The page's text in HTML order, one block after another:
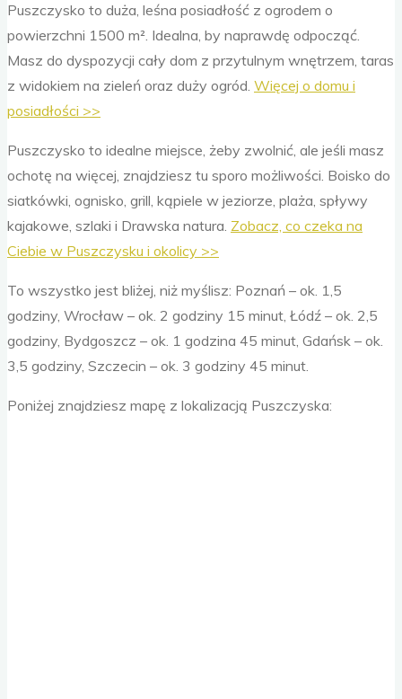
Puszczysko to duża, leśna posiadłość z ogrodem o
powierzchni 1500 m². Idealna, by naprawdę odpocząć.
Masz do dyspozycji cały dom z przytulnym wnętrzem, taras
z widokiem na zieleń oraz duży ogród. Więcej o domu i
posiadłości >>
Puszczysko to idealne miejsce, żeby zwolnić, ale jeśli masz
ochotę na więcej, znajdziesz tu sporo możliwości. Boisko do
siatkówki, ognisko, grill, kąpiele w jeziorze, plaża, spływy
kajakowe, szlaki i Drawska natura. Zobacz, co czeka na
Ciebie w Puszczysku i okolicy >>
To wszystko jest bliżej, niż myślisz: Poznań – ok. 1,5
godziny, Wrocław – ok. 2 godziny 15 minut, Łódź – ok. 2,5
godziny, Bydgoszcz – ok. 1 godzina 45 minut, Gdańsk – ok.
3,5 godziny, Szczecin – ok. 3 godziny 45 minut.
Poniżej znajdziesz mapę z lokalizacją Puszczyska: